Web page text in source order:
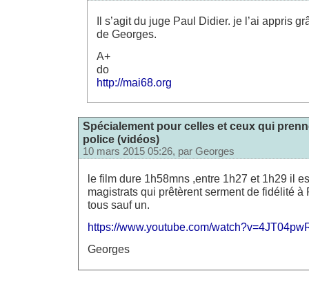
Il s’agit du juge Paul Didier. je l’ai appris
de Georges.
A+
do
http://mai68.org
Spécialement pour celles et ceux qui
police (vidéos)
10 mars 2015 05:26, par Georges
le film dure 1h58mns ,entre 1h27 et 1h29 il
magistrats qui prêtèrent serment de fidélité à
tous sauf un.
https://www.youtube.com/
Georges